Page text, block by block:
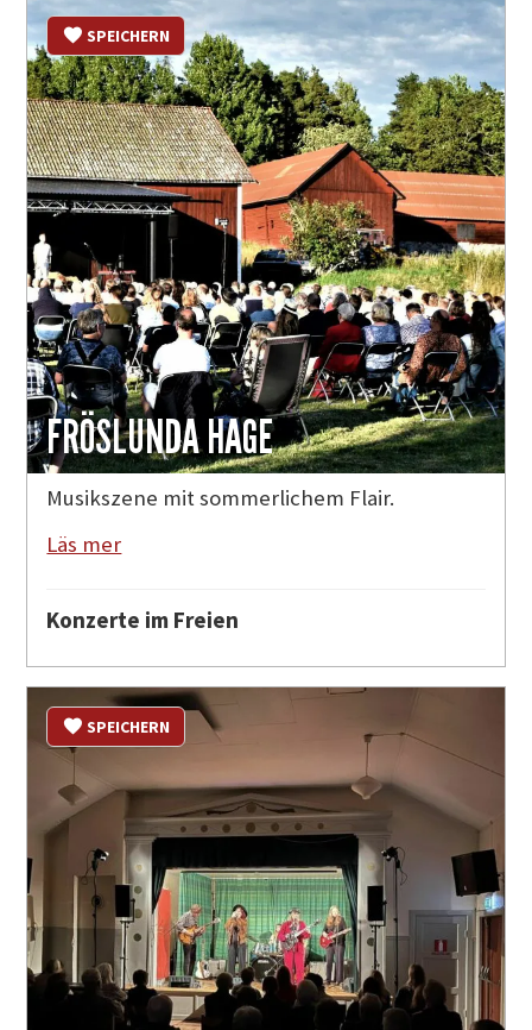
FRÖSLUNDA HAGE
SPEICHERN
Musikszene mit sommerlichem Flair.
Läs mer
Konzerte im Freien
SPEICHERN